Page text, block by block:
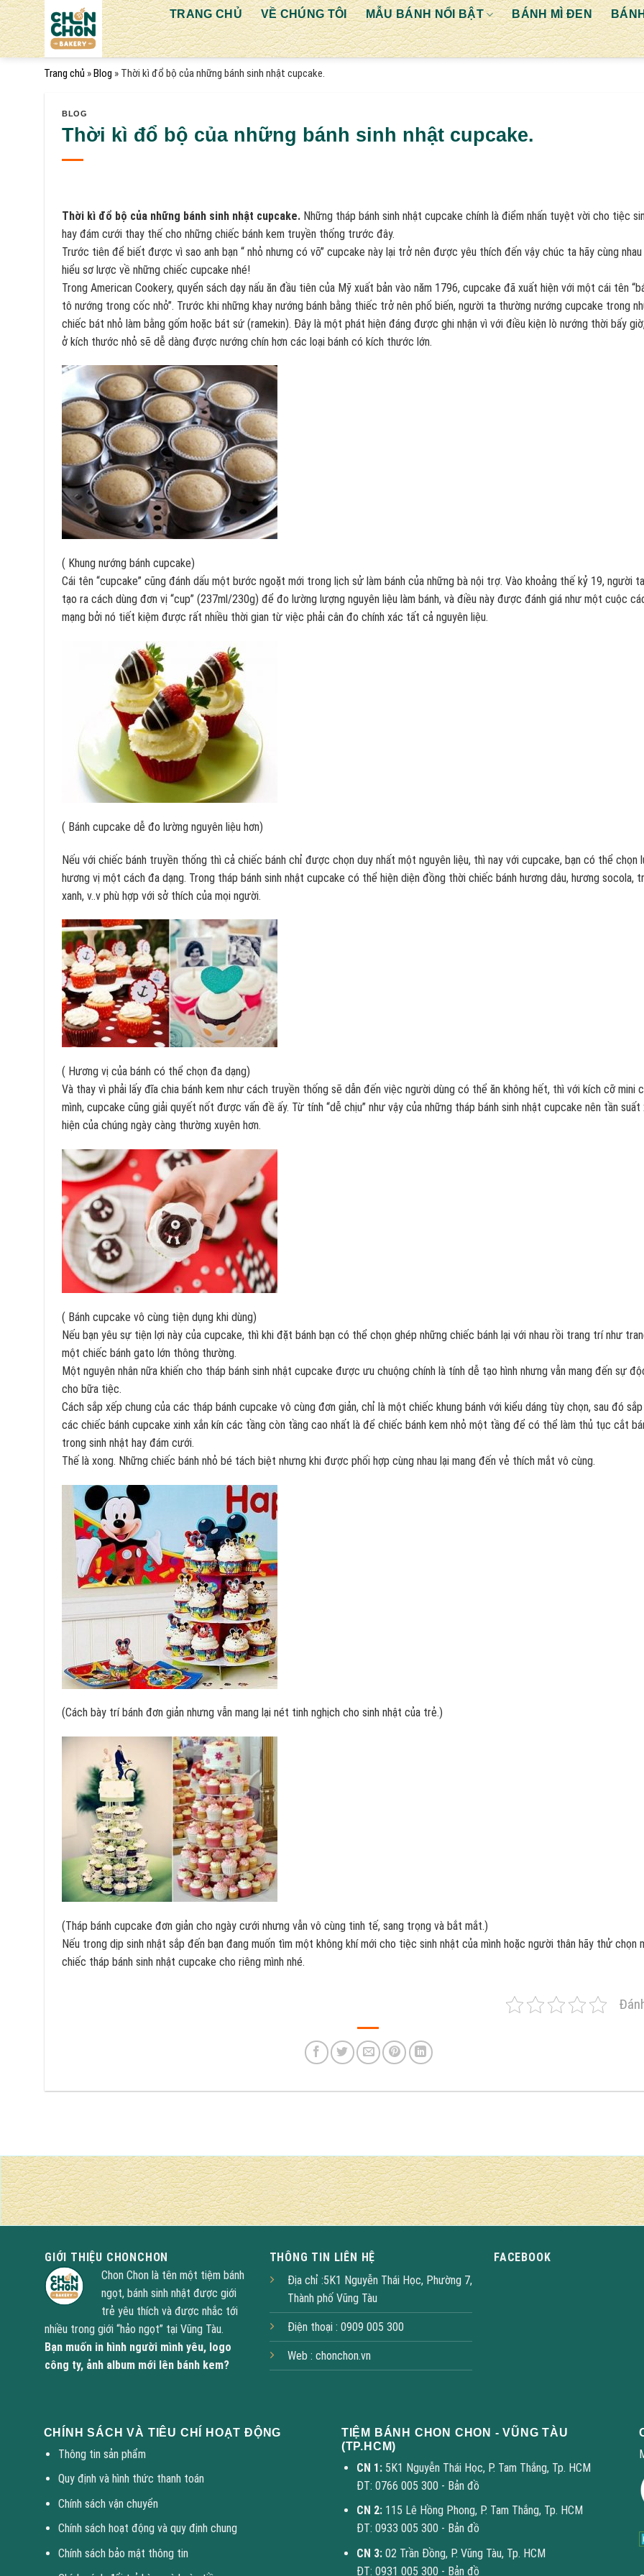
Bỏ
qua
nội
dung
TRANG CHỦ VỀ CHÚNG TÔI MẪU BÁNH NỔI BẬT BÁNH MÌ ĐEN
Trang chủ »Blog » Thời kì đổ bộ của những bánh sinh nhật cupcake.
BLOG
Thời kì đổ bộ của những bánh sinh nhật cupcake.
Thời kì đổ bộ của những bánh sinh nhật cupcake. Những tháp bánh sinh nhật cupcake chính là điểm nhấn tuyệt vời cho tiệc
hay đám cưới thay thế cho những chiếc bánh kem truyền thống trước đây.
Trước tiên để biết được vì sao anh bạn “ nhỏ nhưng có võ” cupcake này lại trở nên được yêu thích đến vậy chúc ta hãy cùng
hiểu sơ lược về những chiếc cupcake nhé!
Trong American Cookery, quyển sách dạy nấu ăn đầu tiên của Mỹ xuất bản vào năm 1796, cupcake đã xuất hiện với một cái tên
tô nướng trong cốc nhỏ”. Trước khi những khay nướng bánh bằng thiếc trở nên phổ biến, người ta thường nướng cupcake trong
chiếc bát nhỏ làm bằng gốm hoặc bát sứ (ramekin). Đây là một phát hiện đáng được ghi nhận vì với điều kiện lò nướng thời bấy
ở kích thước nhỏ sẽ dễ dàng được nướng chín hơn các loại bánh có kích thước lớn.
( Khung nướng bánh cupcake)
Cái tên “cupcake” cũng đánh dấu một bước ngoặt mới trong lịch sử làm bánh của những bà nội trợ. Vào khoảng thế kỷ 19, người
tạo ra cách dùng đơn vị “cup” (237ml/230g) để đo lường lượng nguyên liệu làm bánh, và điều này được đánh giá như một cuộc
mạng bởi nó tiết kiệm được rất nhiều thời gian từ việc phải cân đo chính xác tất cả nguyên liệu.
( Bánh cupcake dễ đo lường nguyên liệu hơn)
Nếu với chiếc bánh truyền thống thì cả chiếc bánh chỉ được chọn duy nhất một nguyên liệu, thì nay với cupcake, bạn có thể chọn
hương vị một cách đa dạng. Trong tháp bánh sinh nhật cupcake có thể hiện diện đồng thời chiếc bánh hương dâu, hương socola,
xanh, v..v phù hợp với sở thích của mọi người.
( Hương vị của bánh có thể chọn đa dạng)
Và thay vì phải lấy đĩa chia bánh kem như cách truyền thống sẽ dẫn đến việc người dùng có thể ăn không hết, thì với kích cỡ mini
mình, cupcake cũng giải quyết nốt được vấn đề ấy. Từ tính “dễ chịu” như vậy của những tháp bánh sinh nhật cupcake nên tần suất
hiện của chúng ngày càng thường xuyên hơn.
( Bánh cupcake vô cùng tiện dụng khi dùng)
Nếu bạn yêu sự tiện lợi này của cupcake, thì khi đặt bánh bạn có thể chọn ghép những chiếc bánh lại với nhau rồi trang trí như
một chiếc bánh gato lớn thông thường.
Một nguyên nhân nữa khiến cho tháp bánh sinh nhật cupcake được ưu chuộng chính là tính dễ tạo hình nhưng vẫn mang đến sự
cho bữa tiệc.
Cách sắp xếp chung của các tháp bánh cupcake vô cùng đơn giản, chỉ là một chiếc khung bánh với kiểu dáng tùy chọn, sau đó
các chiếc bánh cupcake xinh xắn kín các tầng còn tầng cao nhất là để chiếc bánh kem nhỏ một tầng để có thể làm thủ tục cắt
trong sinh nhật hay đám cưới.
Thế là xong. Những chiếc bánh nhỏ bé tách biệt nhưng khi được phối hợp cùng nhau lại mang đến vẻ thích mắt vô cùng.
(Cách bày trí bánh đơn giản nhưng vẫn mang lại nét tinh nghịch cho sinh nhật của trẻ.)
(Tháp bánh cupcake đơn giản cho ngày cưới nhưng vẫn vô cùng tinh tế, sang trọng và bắt mắt.)
Nếu trong dịp sinh nhật sắp đến bạn đang muốn tìm một không khí mới cho tiệc sinh nhật của mình hoặc người thân hãy thử chọn
chiếc tháp bánh sinh nhật cupcake cho riêng mình nhé.
BÁNH TƯƠI NGON MỖI NGÀY
Nhận đặt làm bánh theo yêu cầu, in hình người mình yêu, logo công ty, ảnh album lên bánh kem
GIỚI THIỆU CHONCHON
Chon Chon là tên một tiệm bánh
ngọt, bánh sinh nhật được giới
trẻ yêu thích và được nhắc tới
nhiều trong giới “hảo ngọt” tại Vũng Tàu.
Bạn muốn in hình người mình yêu, logo
công ty, ảnh album mới lên bánh kem?
THÔNG TIN LIÊN HỆ
Địa chỉ :5K1 Nguyễn Thái Học, Phường 7,
Thành phố Vũng Tàu
Điện thoại : 0909 005 300
Web : chonchon.vn
FACEBOOK
CHÍNH SÁCH VÀ TIÊU CHÍ HOẠT ĐỘNG
Thông tin sản phẩm
Quy định và hình thức thanh toán
Chính sách vận chuyển
Chính sách hoạt động và quy định chung
Chính sách bảo mật thông tin
TIỆM BÁNH CHON CHON - VŨNG TÀU
(TP.HCM)
CN 1:5K1 Nguyễn Thái Học, P. Tam Thắng, Tp. HCM
ĐT: 0766 005 300 - Bản đồ
CN 2:115 Lê Hồng Phong, P. Tam Thắng, Tp. HCM
ĐT: 0933 005 300 - Bản đồ
CN 3:02 Trần Đồng, P. Vũng Tàu, Tp. HCM
ĐT: 0931 005 300 - Bản đồ